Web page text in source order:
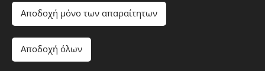
Εμπορία και ξύλινες κατασκευές εξωτερικού χώρου
Υλοποιήθηκε από τη
Αποδοχή μόνο των απαραίτητων
Αποδοχή όλων